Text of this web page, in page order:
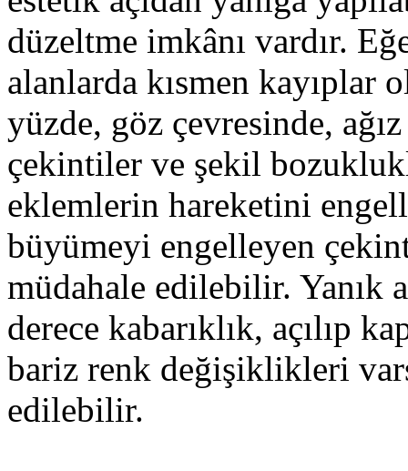
düzeltme imkânı vardır.
alanlarda kısmen kayıplar
yüzde, göz çevresinde,
çekintiler ve şekil
eklemlerin hareketini
büyümeyi engelleyen
müdahale edilebilir. Yanık
derece kabarıklık, açılıp
bariz renk değişiklikleri
edilebilir.